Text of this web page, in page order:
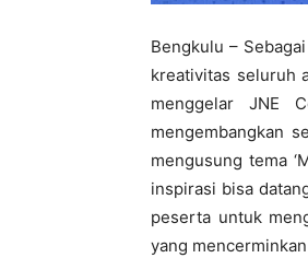
Bengkulu –
kreativitas seluruh
menggelar JNE
mengembangkan
mengusung tema
inspirasi bisa
peserta untuk
yang